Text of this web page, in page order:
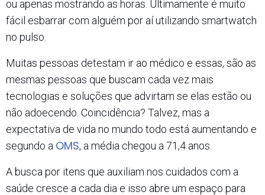
ou apenas mostrando as horas. Ultimamente é muito
fácil esbarrar com alguém por aí utilizando smartwatch
no pulso.
Muitas pessoas detestam ir ao médico e essas, são as
mesmas pessoas que buscam cada vez mais
tecnologias e soluções que advirtam se elas estão ou
não adoecendo. Coincidência? Talvez, mas a
expectativa de vida no mundo todo está aumentando e
segundo a OMS, a média chegou a 71,4 anos.
A busca por itens que auxiliam nos cuidados com a
saúde cresce a cada dia e isso abre um espaço para